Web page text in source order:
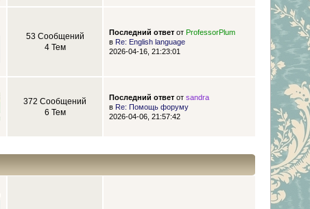
53 Сообщений
4 Тем
Последний ответот ProfessorPlum
в Re: English language
2026-04-16, 21:23:01
372 Сообщений
6 Тем
Последний ответот sandra
в Re: Помощь форуму
2026-04-06, 21:57:42